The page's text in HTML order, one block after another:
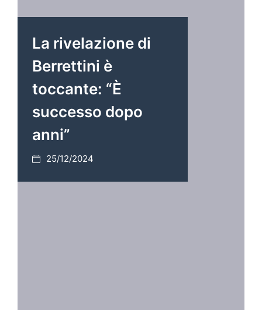
La rivelazione di
Berrettini è
toccante: “È
successo dopo
anni”
25/12/2024